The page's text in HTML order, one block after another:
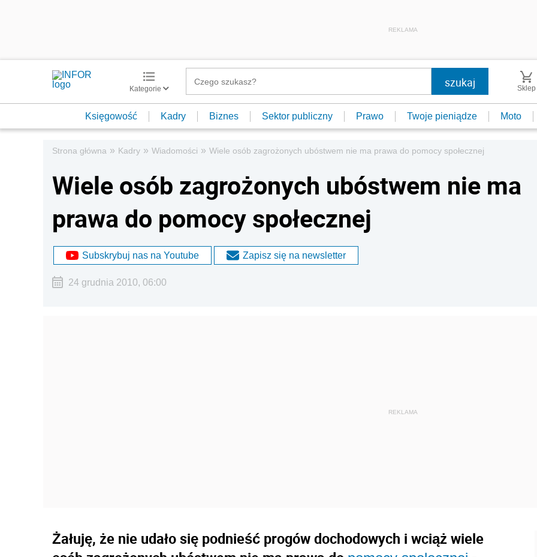
REKLAMA
Kategorie Sklep
Księgowość Kadry Biznes Sektor publiczny Prawo Twoje pieniądze Moto
Strona główna » Kadry » Wiadomości » Wiele osób zagrożonych ubóstwem nie ma prawa do pomocy społecznej
Wiele osób zagrożonych ubóstwem nie ma
prawa do pomocy społecznej
Subskrybuj nas na Youtube Zapisz się na newsletter
24 grudnia 2010, 06:00
Żałuję, że nie udało się podnieść progów dochodowych i wciąż wiele